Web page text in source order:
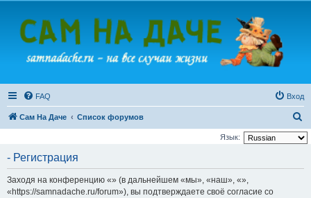
FAQ Вход
Сам На Даче Список форумов
о
Язык:
- Регистрация
Заходя на конференцию «» (в дальнейшем «мы», «наш», «»,
«https://samnadache.ru/forum»), вы подтверждаете своё согласие со